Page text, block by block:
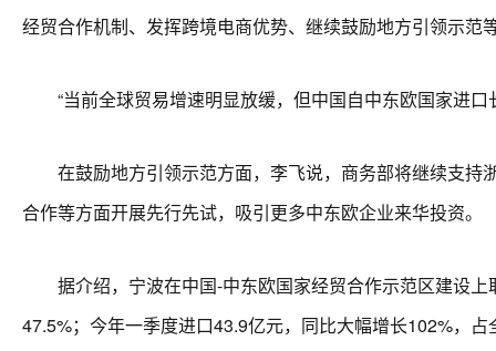
经贸合作机制、发挥跨境电商优势、继续鼓励地方引领示范
“当前全球贸易增速明显放缓，但中国自中东欧国家进口
在鼓励地方引领示范方面，李飞说，商务部将继续支持
合作等方面开展先行先试，吸引更多中东欧企业来华投资。
据介绍，宁波在中国-中东欧国家经贸合作示范区建设上
47.5%；今年一季度进口43.9亿元，同比大幅增长102%，